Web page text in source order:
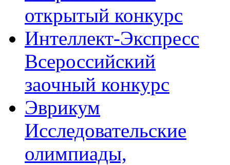
открытый конкурс
Интеллект-Экспресс
Всероссийский
заочный конкурс
Эврикум
Исследовательские
олимпиады,
проекта;
статьи
о
наставниках,
учёных;
материалы
о
деятельности
предприятий
и
НИИ
города
Обнинска.
Сборник
для